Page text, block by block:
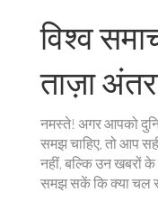
विश्व
ताज़ा
नमस्ते! अगर आपको
समझ चाहिए, तो आप
नहीं, बल्कि उन खबरों
समझ सकें कि क्या चल